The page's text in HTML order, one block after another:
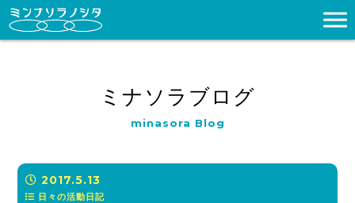
ミナソラブログ
minasora Blog
2017.5.13
日々の活動日記